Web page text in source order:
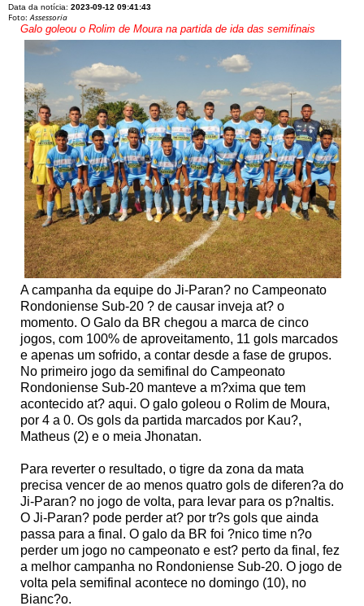
Data da notícia: 2023-09-12 09:41:43
Foto:Assessoria
Galo goleou o Rolim de Moura na partida de ida das semifinais
A campanha da equipe do Ji-Paran? no Campeonato
Rondoniense Sub-20 ? de causar inveja at? o
momento. O Galo da BR chegou a marca de cinco
jogos, com 100% de aproveitamento, 11 gols marcados
e apenas um sofrido, a contar desde a fase de grupos.
No primeiro jogo da semifinal do Campeonato
Rondoniense Sub-20 manteve a m?xima que tem
acontecido at? aqui. O galo goleou o Rolim de Moura,
por 4 a 0. Os gols da partida marcados por Kau?,
Matheus (2) e o meia Jhonatan.
Para reverter o resultado, o tigre da zona da mata
precisa vencer de ao menos quatro gols de diferen?a do
Ji-Paran? no jogo de volta, para levar para os p?naltis.
O Ji-Paran? pode perder at? por tr?s gols que ainda
passa para a final. O galo da BR foi ?nico time n?o
perder um jogo no campeonato e est? perto da final, fez
a melhor campanha no Rondoniense Sub-20. O jogo de
volta pela semifinal acontece no domingo (10), no
Bianc?o.